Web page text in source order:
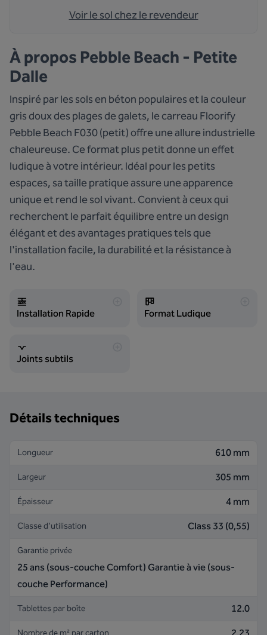
Voir le sol chez le revendeur
À propos Pebble Beach - Petite
Dalle
Inspiré par les sols en béton populaires et la couleur
gris doux des plages de galets, le carreau Floorify
Pebble Beach F030 (petit) offre une allure industrielle
chaleureuse. Ce format plus petit donne un effet
ludique à votre intérieur. Idéal pour les petits
espaces, sa taille pratique assure une apparence
unique et rend le sol vivant. Convient à ceux qui
recherchent le parfait équilibre entre un design
élégant et des avantages pratiques tels que
l'installation facile, la durabilité et la résistance à
l'eau.
Installation Rapide Format Ludique
Joints subtils
Détails techniques
Longueur 610 mm
Largeur 305 mm
Épaisseur 4 mm
Classe d'utilisation Class 33 (0,55)
Garantie privée
25 ans (sous-couche Comfort) Garantie à vie (sous-
couche Performance)
Tablettes par boîte 12.0
Nombre de m² par carton